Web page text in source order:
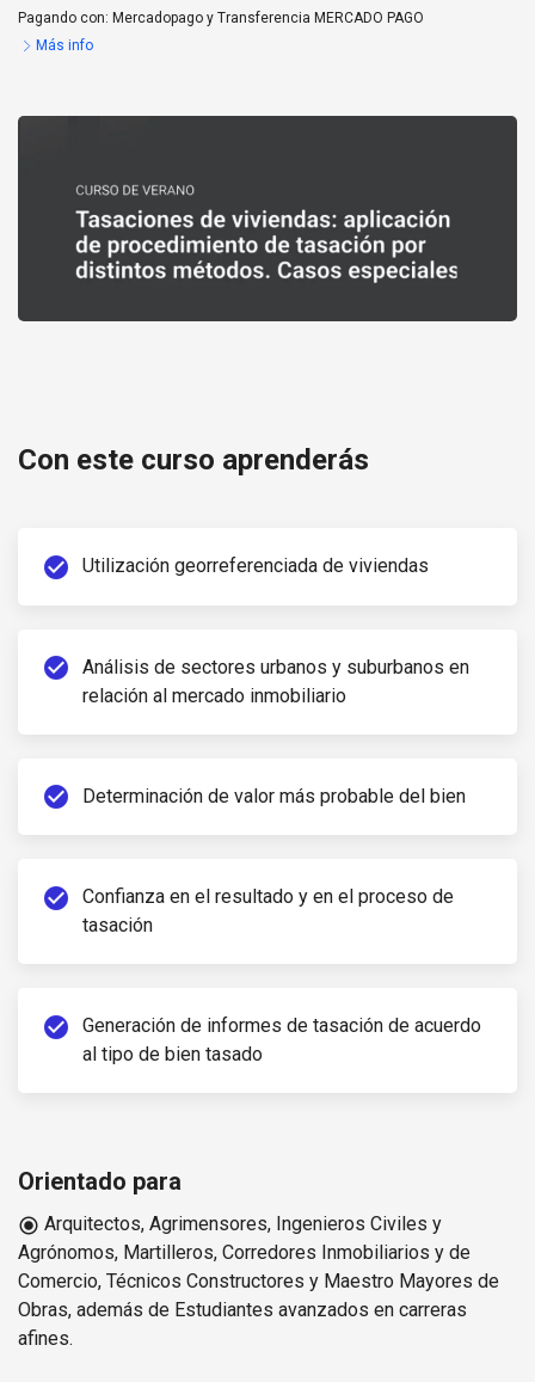
Pagando con: Mercadopago y Transferencia MERCADO PAGO
Más info
Con este curso aprenderás
check_circle Utilización georreferenciada de viviendas
check_circle
Análisis de sectores urbanos y suburbanos en
relación al mercado inmobiliario
check_circle Determinación de valor más probable del bien
check_circle
Confianza en el resultado y en el proceso de
tasación
check_circle
Generación de informes de tasación de acuerdo
al tipo de bien tasado
Orientado para
radio_button_checked Arquitectos, Agrimensores, Ingenieros Civiles y
Agrónomos, Martilleros, Corredores Inmobiliarios y de
Comercio, Técnicos Constructores y Maestro Mayores de
Obras, además de Estudiantes avanzados en carreras
afines.